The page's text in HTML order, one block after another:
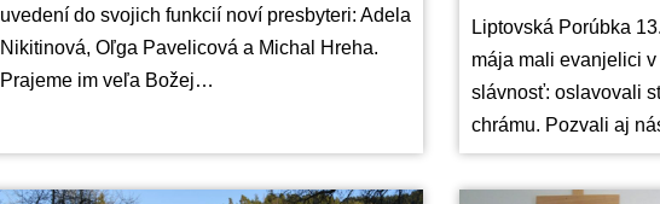
uvedení do svojich funkcií noví presbyteri: Adela
Nikitinová, Oľga Pavelicová a Michal Hreha.
Prajeme im veľa Božej…
Liptovská Porúbka
mája mali evanjelici
slávnosť: oslavovali
chrámu. Pozvali aj